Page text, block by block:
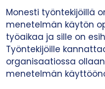
Monesti työntekijöillä
menetelmän käytön
työaikaa ja sille on
Työntekijöille
organisaatiossa
menetelmän